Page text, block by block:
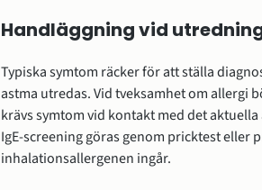
Handläggning vid
Typiska symtom räcker för att ställa
astma utredas. Vid tveksamhet om allergi
krävs symtom vid kontakt med det
IgE-screening göras genom pricktest eller
inhalationsallergenen ingår.